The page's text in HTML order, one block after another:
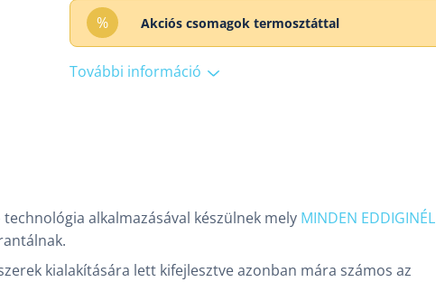
% Akciós csomagok termosztáttal
További információ
alkalmazásával készülnek mely MINDEN EDDIGINÉL
kialakítására lett kifejlesztve azonban mára számos az